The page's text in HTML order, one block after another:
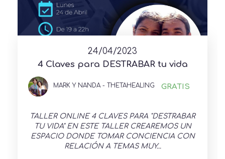
24/04/2023
4 Claves para DESTRABAR tu vida
MARK Y NANDA - THETAHEALING GRATIS
TALLER ONLINE 4 CLAVES PARA "DESTRABAR
TU VIDA" EN ESTE TALLER CREAREMOS UN
ESPACIO DONDE TOMAR CONCIENCIA CON
RELACIÓN A TEMAS MUY...